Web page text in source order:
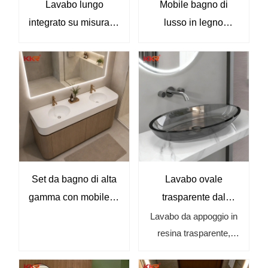
Lavabo lungo
integrato su misura in
per progetti
commerciali di lusso.
Mobile bagno di
lusso in legno
in marmo e lavabo a
Set da bagno di alta
gamma con mobile in
Lavabo ovale
trasparente dal
design moderno per
bagni di lusso.
Lavabo da appoggio in
resina trasparente,